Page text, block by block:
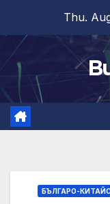
content
Thu.
БЪЛГАРО-